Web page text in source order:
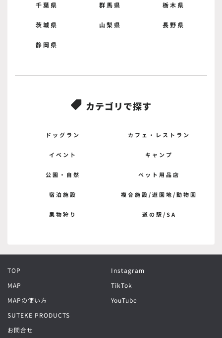
千葉県 群馬県 栃木県
茨城県 山梨県 長野県
静岡県
 カテゴリで探す
ドッグラン カフェ・レストラン
イベント キャンプ
公園・自然 ペット用品店
宿泊施設 複合施設/遊園地/動物園
果物狩り 道の駅/SA
TOP
Instagram
MAP
TikTok
MAPの使い方
YouTube
SUTEKE PRODUCTS
お問合せ